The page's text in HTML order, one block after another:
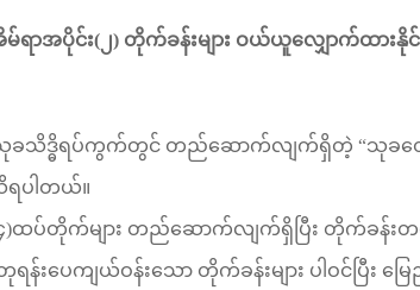
ရာအပိုင်း( ၂) တိုက်ခန်းများ ဝယ်ယူလျှောက်ထားနိုင်
ခသိဒ္ဓိရပ်ကွက်တွင် တည်ဆောက်လျက်ရှိတဲ့ “သုခတ
ပါတယ်။
)ထပ်တိုက်များ တည်ဆောက်လျက်ရှိပြီး တိုက်ခန်းတ
ရန်းပေကျယ်ဝန်းသော တိုက်ခန်းများ ပါဝင်ပြီး မြ